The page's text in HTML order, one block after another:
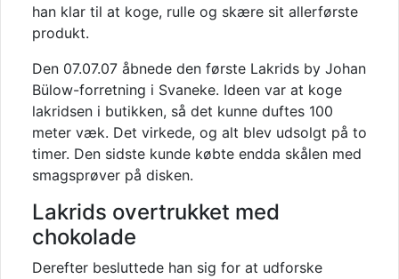
han klar til at koge, rulle og skære sit allerførste
produkt.
Den 07.07.07 åbnede den første Lakrids by Johan
Bülow-forretning i Svaneke. Ideen var at koge
lakridsen i butikken, så det kunne duftes 100
meter væk. Det virkede, og alt blev udsolgt på to
timer. Den sidste kunde købte endda skålen med
smagsprøver på disken.
Lakrids overtrukket med
chokolade
Derefter besluttede han sig for at udforske